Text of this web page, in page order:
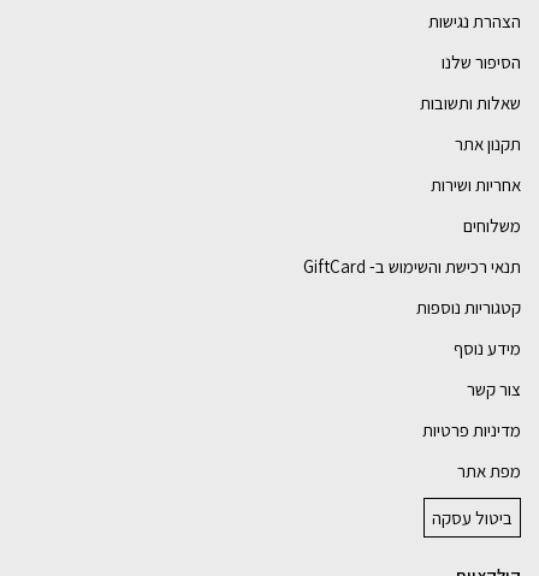
הצהרת נגישות
הסיפור שלנו
שאלות ותשובות
תקנון אתר
אחריות ושירות
משלוחים
תנאי רכישת והשימוש ב- GiftCard
קטגוריות נוספות
מידע נוסף
צור קשר
מדיניות פרטיות
מפת אתר
ביטול עסקה